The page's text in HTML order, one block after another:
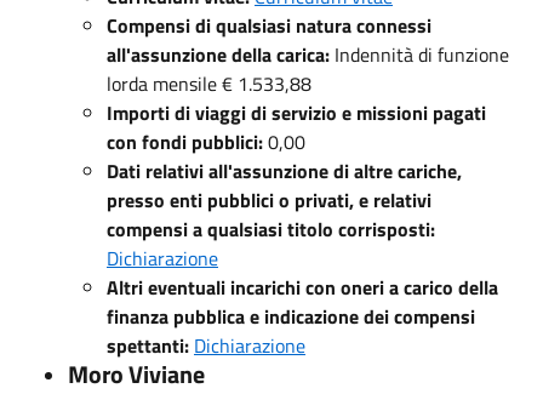
Compensi di qualsiasi natura connessi
all'assunzione della carica: Indennità di funzione
lorda mensile € 1.533,88
Importi di viaggi di servizio e missioni pagati
con fondi pubblici:0,00
Dati relativi all'assunzione di altre cariche,
presso enti pubblici o privati, e relativi
compensi a qualsiasi titolo corrisposti:
Dichiarazione
Altri eventuali incarichi con oneri a carico della
finanza pubblica e indicazione dei compensi
spettanti: Dichiarazione
Moro Viviane